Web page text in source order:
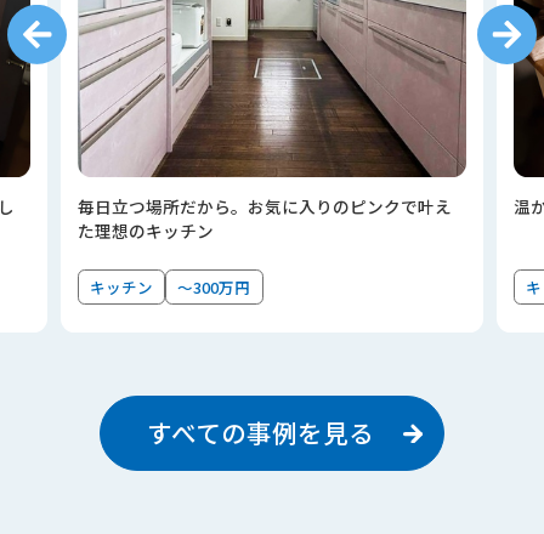
毎日立つ場所だから。お気に入りのピンクで叶え
た理想のキッチン
キッチン ～300万円
温
すべての事例を見る